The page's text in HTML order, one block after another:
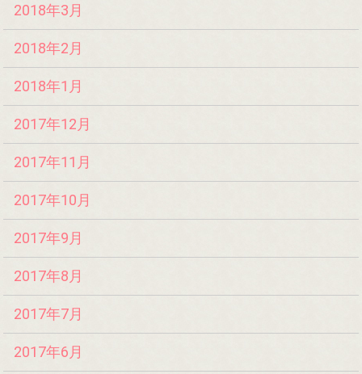
2018年3月
2018年2月
2018年1月
2017年12月
2017年11月
2017年10月
2017年9月
2017年8月
2017年7月
2017年6月